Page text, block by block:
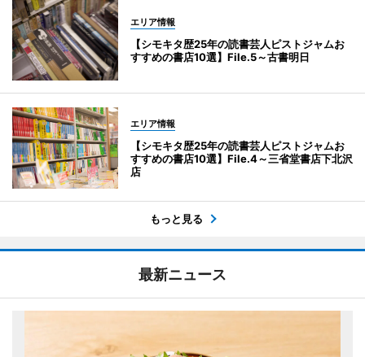
エリア情報
【シモキタ歴25年の読書芸人ピストジャムお
すすめの書店10選】File.5～古書明日
エリア情報
【シモキタ歴25年の読書芸人ピストジャムお
すすめの書店10選】File.4～三省堂書店下北沢
店
もっと見る
最新ニュース